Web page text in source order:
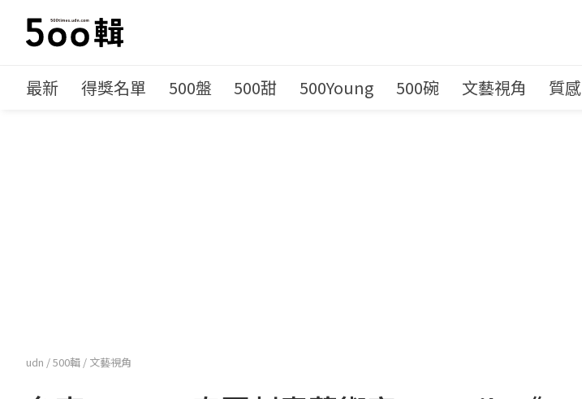
最新 得獎名單 500盤 500甜 500Young 500碗 文藝視角 質
udn /500輯 / 文藝視角